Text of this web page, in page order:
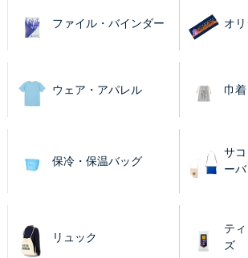
ファイル・バインダー オ
ウェア・アパレル 巾
保冷・保温バッグ
サ
ー
リュック
テ
ズ